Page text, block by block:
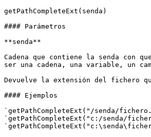
getPathCompleteExt(senda)
#### Parámetros
**senda**
Cadena que contiene la senda con
ser una cadena, una variable, un
Devuelve la extensión del fichero
#### Ejemplos
`getPathCompleteExt("/senda/
`getPathCompleteExt("c:/senda/